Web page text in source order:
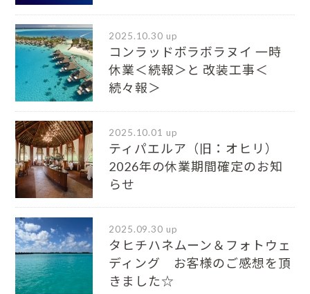
2025.10.30 up
コンラッドボラボラヌイ 一時
休業＜続報＞と 改装工事＜
続々報＞
2025.10.01 up
ティパエルア（旧：オヒリ）
2026年の休業期間確定のお知
らせ
2025.09.30 up
タヒチハネムーン＆フォトウェ
ディング お客様のご感想を頂
きました☆